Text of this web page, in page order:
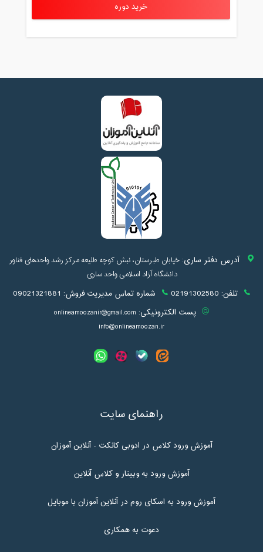
خرید دوره
آدرس دفتر ساری:خیابان طبرستان، نبش کوچه طلیعه مرکز رشد واحدهای فناور
دانشگاه آزاد اسلامی واحد ساری
تلفن: 02191302580 شماره تماس مدیریت فروش: 09021321881
پست الکترونیکی: onlineamoozanir@gmail.com
info@onlineamoozan.ir
راهنمای سایت
آموزش ورود کلاس در ادوبی کانکت - آنلاین آموزان
آموزش ورود به وبینار و کلاس آنلاین
آموزش ورود به اسکای روم در آنلاین آموزان با موبایل
دعوت به همکاری